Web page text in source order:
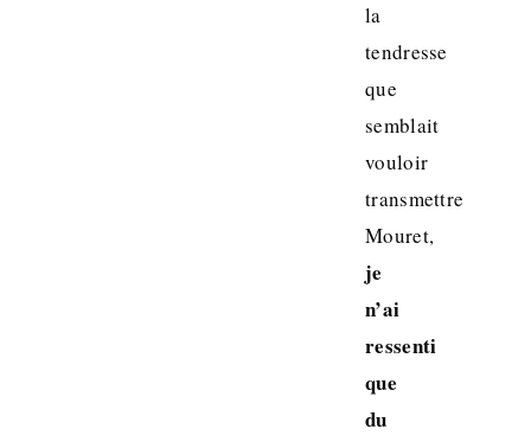
la
tendresse
que
semblait
vouloir
transmettre
Mouret,
je
n’ai
ressenti
que
du